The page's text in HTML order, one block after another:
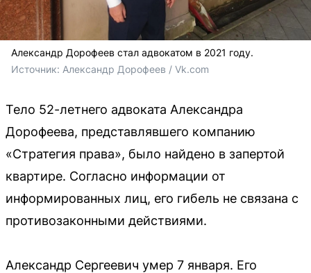
Александр Дорофеев стал адвокатом в 2021 году.
Источник: Александр Дорофеев / Vk.com
Тело 52-летнего адвоката Александра
Дорофеева, представлявшего компанию
«Стратегия права», было найдено в запертой
квартире. Согласно информации от
информированных лиц, его гибель не связана с
противозаконными действиями.
Александр Сергеевич умер 7 января. Его